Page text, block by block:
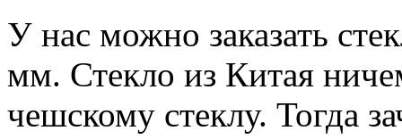
У нас можно заказать
мм. Стекло из Китая
чешскому стеклу. Тогда